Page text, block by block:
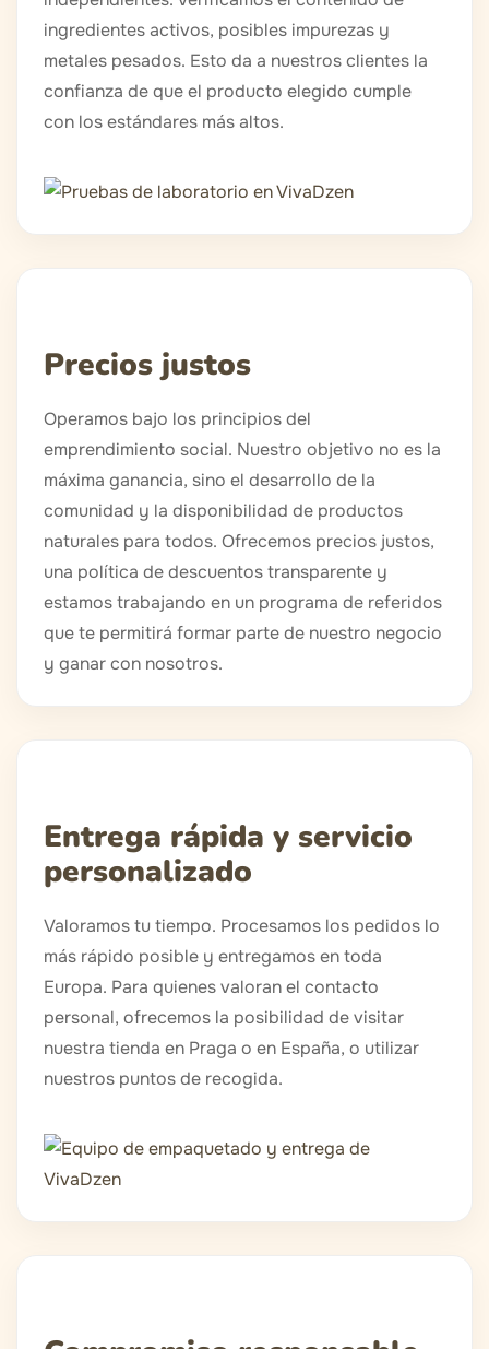
ingredientes activos, posibles impurezas y
metales pesados. Esto da a nuestros clientes la
confianza de que el producto elegido cumple
con los estándares más altos.
Precios justos
Operamos bajo los principios del
emprendimiento social. Nuestro objetivo no es la
máxima ganancia, sino el desarrollo de la
comunidad y la disponibilidad de productos
naturales para todos. Ofrecemos precios justos,
una política de descuentos transparente y
estamos trabajando en un programa de referidos
que te permitirá formar parte de nuestro negocio
y ganar con nosotros.
Entrega rápida y servicio
personalizado
Valoramos tu tiempo. Procesamos los pedidos lo
más rápido posible y entregamos en toda
Europa. Para quienes valoran el contacto
personal, ofrecemos la posibilidad de visitar
nuestra tienda en Praga o en España, o utilizar
nuestros puntos de recogida.